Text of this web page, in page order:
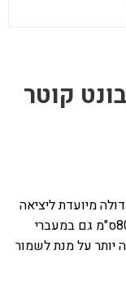
קוטר
מיועדת ליציאה
מחניה. כמו כן נתין להשתמש במראות קוטר 80ס"מ גם במעברי
יותר על מנת לשמור